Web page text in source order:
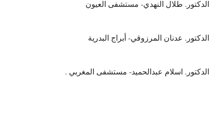
الدكتور. طلال النهدي- مستشفى العيون
الدكتور. عدنان المرزوقي- أبراج البدرية
الدكتور. اسلام عبدالحميد- مستشفى المغربي .